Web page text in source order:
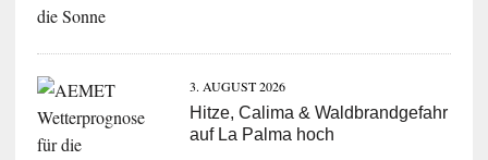
3. AUGUST 2026
Hitze, Calima & Waldbrandgefahr
auf La Palma hoch